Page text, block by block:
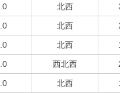
北西
北西
北西
西北西
北西